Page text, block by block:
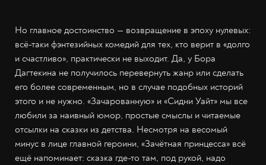
Но главное достоинство — возвращение в эпоху нулевых:
всё-таки фэнтезийных комедий для тех, кто верит в «долго
и счастливо», практически не выходит. Да, у Бора
Дагтекина не получилось перевернуть жанр или сделать
его более современным, но в случае подобных историй
этого и не нужно. «Зачарованную» и «Сидни Уайт» мы все
любили за наивный юмор, простые смыслы и читаемые
отсылки на сказки из детства. Несмотря на весомый
минус в лице главной героини, «Зачётная принцесса» всё
ещё напоминает: сказка где-то там, под рукой, надо